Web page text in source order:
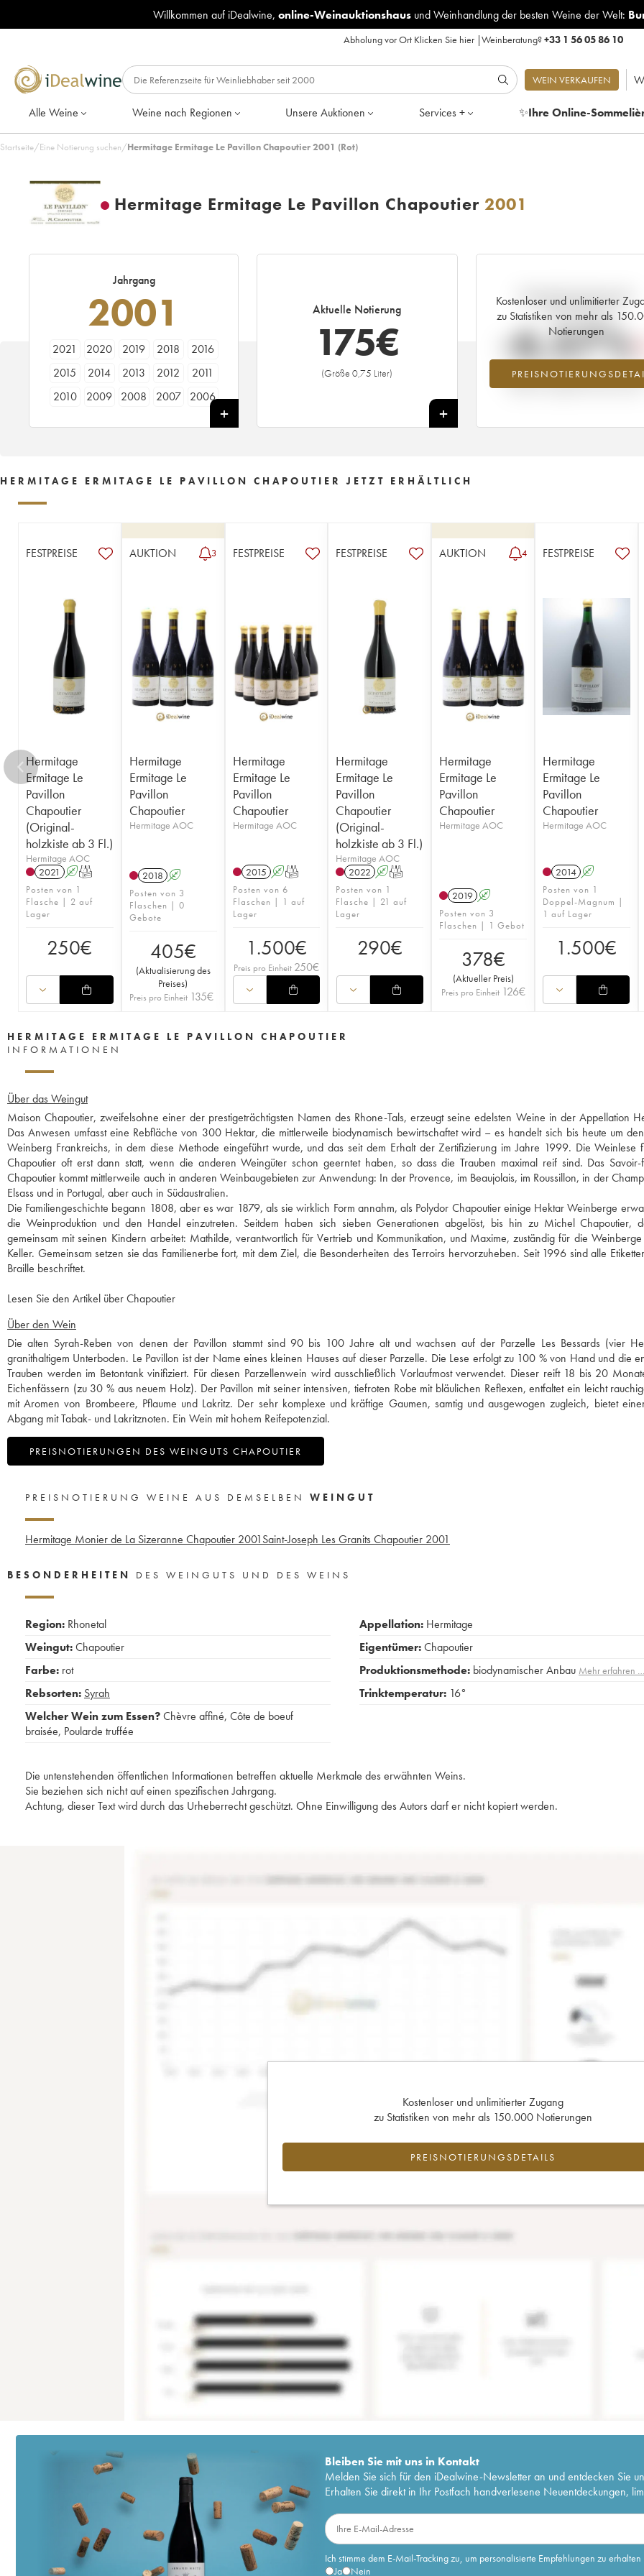
Willkommen auf iDealwine, online-Weinauktionshausund Weinhandlung der besten Weine der Welt:
Abholung vor Ort Klicken Sie hier|Weinberatung?+33 1 56 05 86 10
WEIN VERKAUFEN
Alle Weine Weine nach Regionen Unsere Auktionen Services + ✨Ihre Online-
Startseite/Eine Notierung suchen/Hermitage Ermitage Le Pavillon Chapoutier 2001 (Rot)
Hermitage Ermitage Le Pavillon Chapoutier 2001
Jahrgang
2001
2021 2020 2019 2018
2016
2015
2014 2013 2012
2011
2010
2009 2008 2007
2006
Aktuelle Notierung
175€
(Größe 0,75 Liter)
+
Kostenloser und unlimitierter
zu Statistiken von mehr als
Notierungen
Aktuelle Entwicklung der
Preisnotierung
-6.57%
Preisabfall des Jahrgangs 2001 im
2026 im Vergleich zum Jahr 2025
HERMITAGE ERMITAGE LE PAVILLON CHAPOUTIER JETZT ERHÄLTLICH
FESTPREISE
Hermitage
Ermitage Le
Pavillon
Chapoutier
(Original-
holzkiste ab 3 Fl.)
Hermitage AOC
2021
AT
Posten von 1
Flasche | 2 auf
Lager
250€
AUKTION 3
Hermitage
Ermitage Le
Pavillon
Chapoutier
Hermitage AOC
2018 A
Posten von 3
Flaschen | 0
Gebote
405€
(Aktualisierung des
Preises)
Preis pro Einheit 135€
FESTPREISE
Hermitage
Ermitage Le
Pavillon
Chapoutier
Hermitage AOC
2015 AT
Posten von 6
Flaschen | 1 auf
Lager
1.500€
Preis pro Einheit 250€
FESTPREISE
Hermitage
Ermitage Le
Pavillon
Chapoutier
(Original-
holzkiste ab 3 Fl.)
Hermitage AOC
2022 AT
Posten von 1
Flasche | 21 auf
Lager
290€
AUKTION 4
Hermitage
Ermitage Le
Pavillon
Chapoutier
Hermitage AOC
2019 A
Posten von 3
Flaschen | 1 Gebot
378€
(Aktueller Preis)
Preis pro Einheit 126€
FESTPREISE
Hermitage
Ermitage Le
Pavillon
Chapoutier
Hermitage AOC
2014 A
Posten von 1
Doppel-Magnum |
1 auf Lager
1.500€
HERMITAGE ERMITAGE LE PAVILLON CHAPOUTIER
INFORMATIONEN
Über das Weingut
Maison Chapoutier, zweifelsohne einer der prestigeträchtigsten Namen des Rhone-Tals, erzeugt seine edelsten Weine in der Appellation
Das Anwesen umfasst eine Rebfläche von 300 Hektar, die mittlerweile biodynamisch bewirtschaftet wird – es handelt sich bis heute um
Weinberg Frankreichs, in dem diese Methode eingeführt wurde, und das seit dem Erhalt der Zertifizierung im Jahre 1999. Die Weinlese
Chapoutier oft erst dann statt, wenn die anderen Weingüter schon geerntet haben, so dass die Trauben maximal reif sind. Das
Chapoutier kommt mittlerweile auch in anderen Weinbaugebieten zur Anwendung: In der Provence, im Beaujolais, im Roussillon, in der
Elsass und in Portugal, aber auch in Südaustralien.
Die Familiengeschichte begann 1808, aber es war 1879, als sie wirklich Form annahm, als Polydor Chapoutier einige Hektar Weinberge
die Weinproduktion und den Handel einzutreten. Seitdem haben sich sieben Generationen abgelöst, bis hin zu Michel Chapoutier,
gemeinsam mit seinen Kindern arbeitet: Mathilde, verantwortlich für Vertrieb und Kommunikation, und Maxime, zuständig für die
Keller. Gemeinsam setzen sie das Familienerbe fort, mit dem Ziel, die Besonderheiten des Terroirs hervorzuheben. Seit 1996 sind alle
Braille beschriftet.
Lesen Sie den Artikel über Chapoutier
Über den Wein
Die alten Syrah-Reben von denen der Pavillon stammt sind 90 bis 100 Jahre alt und wachsen auf der Parzelle Les Bessards (vier
granithaltigem Unterboden. Le Pavillon ist der Name eines kleinen Hauses auf dieser Parzelle. Die Lese erfolgt zu 100 % von Hand und die
Trauben werden im Betontank vinifiziert. Für diesen Parzellenwein wird ausschließlich Vorlaufmost verwendet. Dieser reift 18 bis 20
Eichenfässern (zu 30 % aus neuem Holz). Der Pavillon mit seiner intensiven, tiefroten Robe mit bläulichen Reflexen, entfaltet ein leicht
mit Aromen von Brombeere, Pflaume und Lakritz. Der sehr komplexe und kräftige Gaumen, samtig und ausgewogen zugleich, bietet
Abgang mit Tabak- und Lakritznoten. Ein Wein mit hohem Reifepotenzial.
PREISNOTIERUNGEN DES WEINGUTS CHAPOUTIER
PREISNOTIERUNG WEINE AUS DEMSELBEN WEINGUT
Hermitage Monier de La Sizeranne Chapoutier 2001Saint-Joseph Les Granits Chapoutier 2001
BESONDERHEITEN DES WEINGUTS UND DES WEINS
Region: Rhonetal
Weingut:Chapoutier
Farbe: rot
Rebsorten: Syrah
Welcher Wein zum Essen?Chèvre affiné, Côte de boeuf
braisée, Poularde truffée
Appellation: Hermitage
Eigentümer:Chapoutier
Produktionsmethode: biodynamischer Anbau Mehr erfahren
Trinktemperatur: 16°
Die untenstehenden öffentlichen Informationen betreffen aktuelle Merkmale des erwähnten Weins.
Sie beziehen sich nicht auf einen spezifischen Jahrgang.
Achtung, dieser Text wird durch das Urheberrecht geschützt. Ohne Einwilligung des Autors darf er nicht kopiert werden.
Kostenloser und unlimitierter Zugang
zu Statistiken von mehr als 150.000 Notierungen
PREISNOTIERUNGSDETAILS
Bleiben Sie mit uns in Kontakt
Melden Sie sich für den iDealwine-Newsletter an und entdecken Sie
Erhalten Sie direkt in Ihr Postfach handverlesene Neuentdeckungen,
Ich stimme dem E-Mail-Tracking zu, um personalisierte Empfehlungen zu erhalten
Ja
Nein